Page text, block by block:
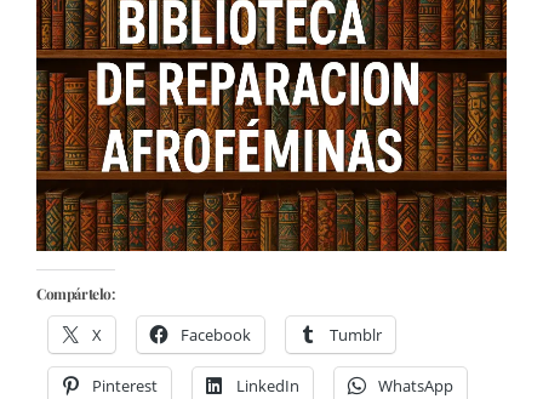
Compártelo:
X Facebook Tumblr
Pinterest LinkedIn WhatsApp